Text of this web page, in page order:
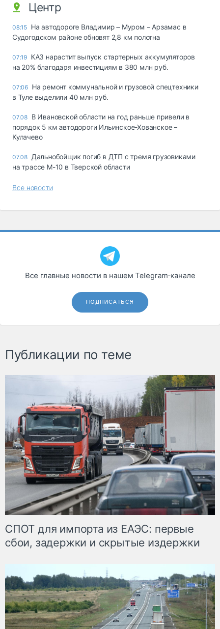
Центр
08:15 На автодороге Владимир – Муром – Арзамас в
Судогодском районе обновят 2,8 км полотна
07:19 КАЗ нарастит выпуск стартерных аккумуляторов
на 20% благодаря инвестициям в 380 млн руб.
07:06 На ремонт коммунальной и грузовой спецтехники
в Туле выделили 40 млн руб.
07.08 В Ивановской области на год раньше привели в
порядок 5 км автодороги Ильинское-Хованское –
Кулачево
07.08 Дальнобойщик погиб в ДТП с тремя грузовиками
на трассе М-10 в Тверской области
Все новости
Все главные новости в нашем Telegram‑канале
ПОДПИСАТЬСЯ
Публикации по теме
СПОТ для импорта из ЕАЭС: первые
сбои, задержки и скрытые издержки